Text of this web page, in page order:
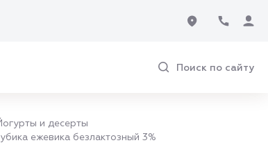
Поиск по сайту
и десерты
ежевика безлактозный 3%